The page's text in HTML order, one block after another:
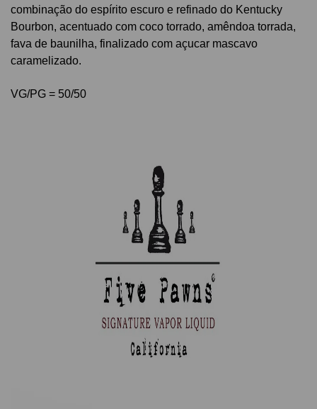
combinação do espírito escuro e refinado do Kentucky
Bourbon, acentuado com coco torrado, amêndoa torrada,
fava de baunilha, finalizado com açucar mascavo
caramelizado.
VG/PG = 50/50